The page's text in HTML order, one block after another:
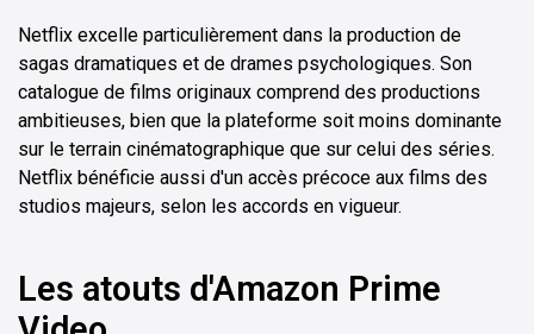
Netflix excelle particulièrement dans la production de
sagas dramatiques et de drames psychologiques. Son
catalogue de films originaux comprend des productions
ambitieuses, bien que la plateforme soit moins dominante
sur le terrain cinématographique que sur celui des séries.
Netflix bénéficie aussi d'un accès précoce aux films des
studios majeurs, selon les accords en vigueur.
Les atouts d'Amazon Prime